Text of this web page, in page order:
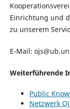
Einrichtung und
zu unserem
E-Mail:
Weiterführende
Public
Netzwerk